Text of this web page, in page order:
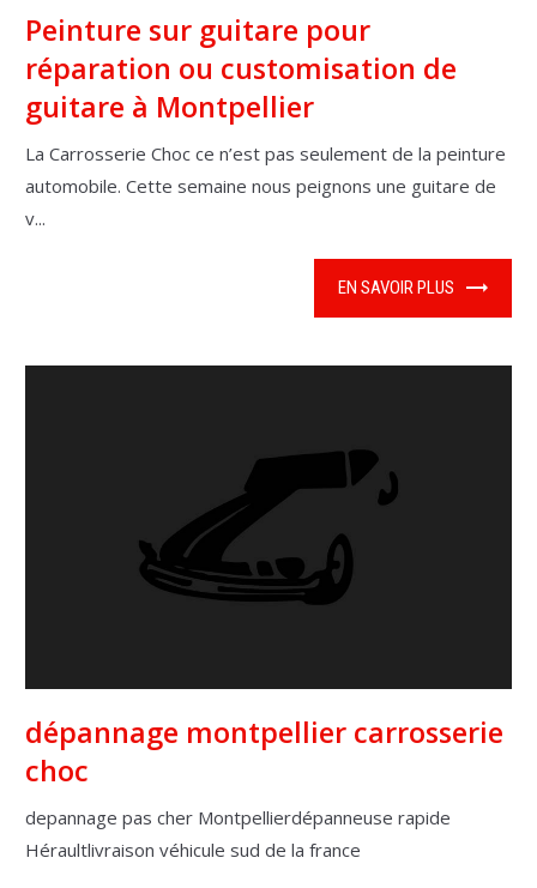
Peinture sur guitare pour
réparation ou customisation de
guitare à Montpellier
La Carrosserie Choc ce n’est pas seulement de la peinture
automobile. Cette semaine nous peignons une guitare de
v...
EN SAVOIR PLUS
dépannage montpellier carrosserie
choc
depannage pas cher Montpellierdépanneuse rapide
Héraultlivraison véhicule sud de la france